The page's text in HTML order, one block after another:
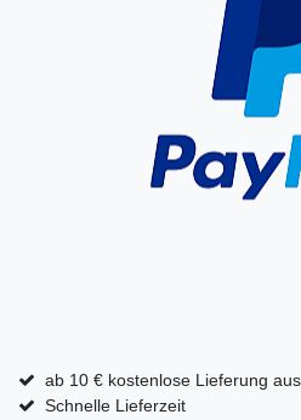
ab 10 € kostenlose Lieferung
Schnelle Lieferzeit